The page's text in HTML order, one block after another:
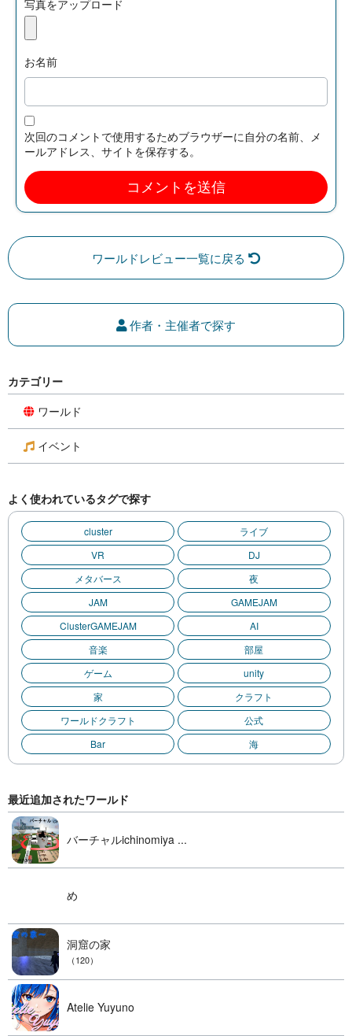
写真をアップロード
お名前
次回のコメントで使用するためブラウザーに自分の名前、メ
ールアドレス、サイトを保存する。
ワールドレビュー一覧に戻る
作者・主催者で探す
カテゴリー
ワールド
イベント
よく使われているタグで探す
cluster
ライブ
VR
DJ
メタバース
夜
JAM
GAMEJAM
ClusterGAMEJAM
AI
音楽
部屋
ゲーム
unity
家
クラフト
ワールドクラフト
公式
Bar
海
最近追加されたワールド
バーチャルichinomiya ...
め
洞窟の家
（120）
Atelie Yuyuno